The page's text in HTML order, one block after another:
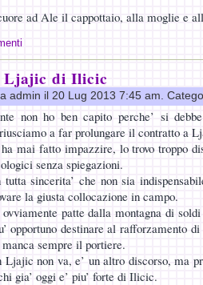
ad Ale il cappottaio, alla moglie e
Ljajic di Ilicic
admin il 20 Lug 2013 7:45 am.
non ho ben capito perche’ si
a far prolungare il contratto a
mai fatto impazzire, lo trovo troppo
senza spiegazioni.
sincerita’ che non sia
la giusta collocazione in campo.
patte dalla montagna di
opportuno destinare al rafforzamento
sempre il portiere.
Ljajic non va, e’ un altro discorso, ma
gia’ oggi e’ piu’ forte di Ilicic.